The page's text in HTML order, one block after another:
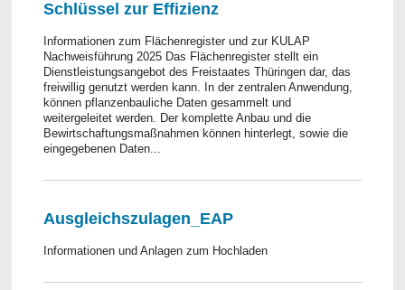
Schlüssel zur Effizienz
Informationen zum Flächenregister und zur KULAP
Nachweisführung 2025 Das Flächenregister stellt ein
Dienstleistungsangebot des Freistaates Thüringen dar, das
freiwillig genutzt werden kann. In der zentralen Anwendung,
können pflanzenbauliche Daten gesammelt und
weitergeleitet werden. Der komplette Anbau und die
Bewirtschaftungsmaßnahmen können hinterlegt, sowie die
eingegebenen Daten...
Ausgleichszulagen_EAP
Informationen und Anlagen zum Hochladen